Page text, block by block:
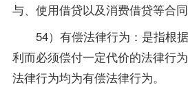
与、使用借贷以及消费借贷等合同
54）有偿法律行为：是指根据
利而必须偿付一定代价的法律行
法律行为均为有偿法律行为。